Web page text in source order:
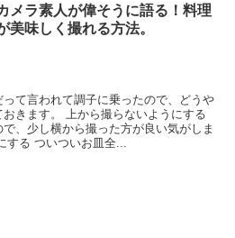
メラ素人が偉そうに語る！料理
美味しく撮れる方法。
て言われて調子に乗ったので、どうや
きます。 上から撮らないようにする
、少し横から撮った方が良い気がしま
する ついついお皿全...